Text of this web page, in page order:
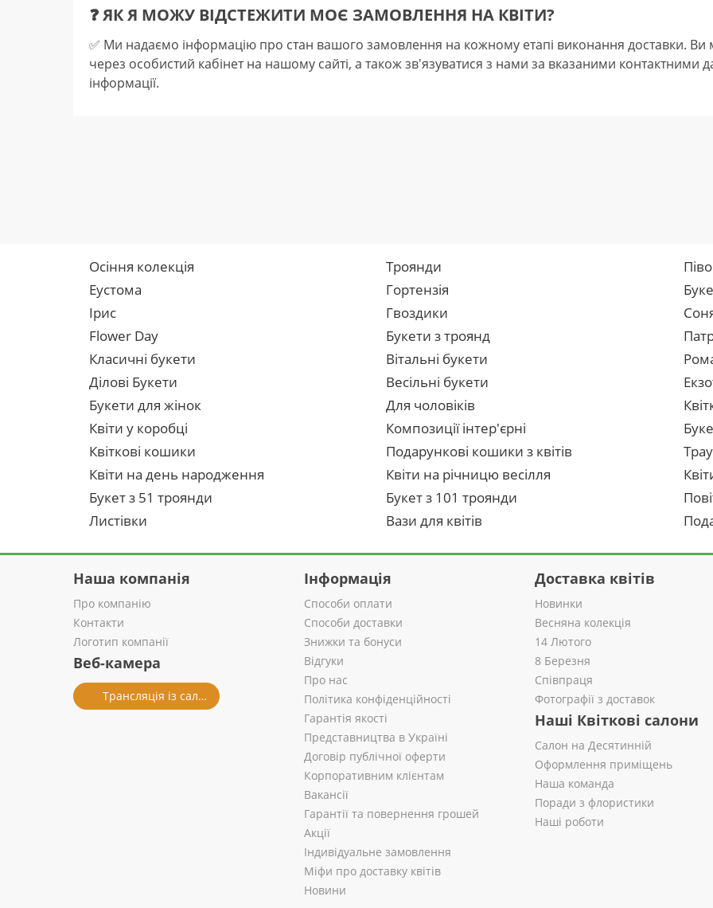
❓ ЯК Я МОЖУ ВІДСТЕЖИТИ МОЄ ЗАМОВЛЕННЯ НА КВІТИ?
✅️ Ми надаємо інформацію про стан вашого замовлення на кожному етапі виконання доставки. Ви
через особистий кабінет на нашому сайті, а також зв'язуватися з нами за вказаними контактними
інформації.
Осіння колекція Троянди
Еустома
Гортензія
Ірис
Гвоздики
Flower Day
Букети з троянд
Класичні букети
Вітальні букети
Ділові Букети
Весільні букети
Букети для жінок
Для чоловіків
Квіти у коробці
Композиції інтер'єрні
Квіткові кошики
Подарункові кошики з квітів
Квіти на день народження
Квіти на річницю весілля
Букет з 51 троянди
Букет з 101 троянди
Листівки
Вази для квітів
Наша компанія
Про компанію
Контакти
Логотип компанії
Веб-камера
Трансляція із салону
Інформація
Способи оплати
Способи доставки
Знижки та бонуси
Відгуки
Про нас
Політика конфіденційності
Гарантія якості
Представництва в Україні
Договір публічної оферти
Корпоративним клієнтам
Вакансії
Гарантії та повернення грошей
Акції
Індивідуальне замовлення
Міфи про доставку квітів
Новини
Доставка квітів
Новинки
Весняна колекція
14 Лютого
8 Березня
Співпраця
Фотографії з доставок
Наші Квіткові салони
Салон на Десятинній
Оформлення приміщень
Наша команда
Поради з флористики
Наші роботи